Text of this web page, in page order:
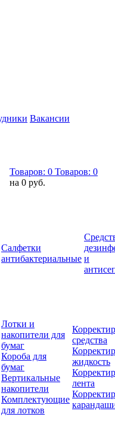
Вакансии
Товаров: 0 Товаров: 0
на 0 руб.
Салфетки
антибактериальные и
Лотки и
накопители для
бумаг
Короба для
бумаг
Вертикальные
накопители
Комплектующие
для лотков
средства
жидкость
лента